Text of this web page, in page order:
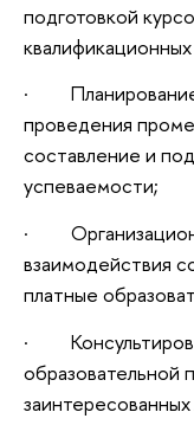
подготовкой
· Планирование,
проведения
составление и
успеваемости;
·
взаимодействия
платные
·
образовательной